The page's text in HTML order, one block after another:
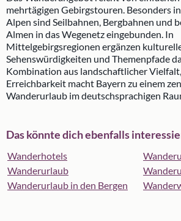
mehrtägigen Gebirgstouren. Besonders
Alpen sind Seilbahnen, Bergbahnen und
Almen in das Wegenetz eingebunden. In
Mittelgebirgsregionen ergänzen
Sehenswürdigkeiten und Themenpfade
Kombination aus landschaftlicher
Erreichbarkeit macht Bayern zu einem
Wanderurlaub im deutschsprachigen
Das könnte dich ebenfalls
Wanderhotels
Wanderurlaub
Wanderurlaub in den Bergen